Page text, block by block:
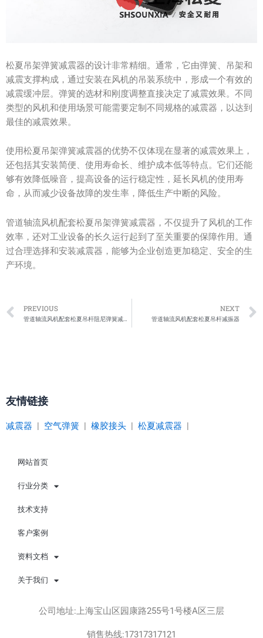
松夏吊架弹簧减震器的设计非常精细。通常，它由弹簧、吊架和
减震支撑构成，通过安装在风机的吊装系统中，形成一个有效的
减震缓冲层。弹簧的选材和刚度调整直接决定了减震效果。不同
类型的风机和使用场景可能需要定制不同规格的减震器，以达到
最佳的减震效果。
使用松夏吊架弹簧减震器的优势不仅体现在显著的减震效果上，
还包括其安装简便、使用寿命长、维护成本低等特点。它们还能
够有效降低噪音，提高设备的运行稳定性，延长风机的使用寿
命，从而减少设备故障的发生率，降低生产中断的风险。
管道轴流风机配套松夏吊架弹簧减震器，不仅提升了风机的工作
效率，还对工业设备的长久运行起到了至关重要的保障作用。通
过合理选择和安装减震器，能够为企业创造更加稳定、安全的生
产环境。
Prev
PREVIOUS
管道轴流风机配套松夏吊杆阻尼弹簧减振器
NEXT
管道轴流风机配套松夏吊杆减振器
友情链接
减震器 空气弹簧 橡胶接头 松夏减震器
网站首页
行业分类
技术支持
客户案例
资料文档
关于我们
公司地址:上海宝山区园康路255号1号楼A区三层
销售热线:17317317121